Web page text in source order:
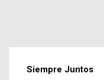
Siempre Juntos